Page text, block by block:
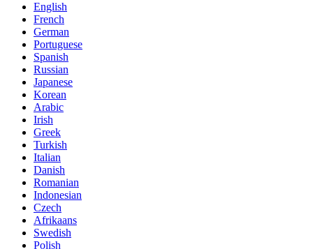
English
French
German
Portuguese
Spanish
Russian
Japanese
Korean
Arabic
Irish
Greek
Turkish
Italian
Danish
Romanian
Indonesian
Czech
Afrikaans
Swedish
Polish